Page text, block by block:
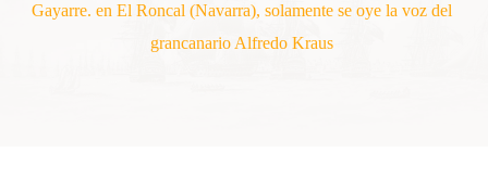
Gayarre. en El Roncal (Navarra), solamente se oye la voz del
grancanario Alfredo Kraus